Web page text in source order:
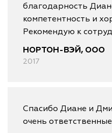
благодарность
компетентность и
Рекомендую к
НОРТОН-ВЭЙ, ООО
2017
Спасибо Диане и
очень